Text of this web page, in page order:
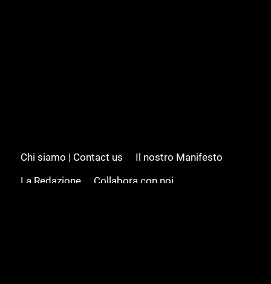
Chi siamo | Contact us
Il nostro Manifesto
La Redazione
Collabora con noi